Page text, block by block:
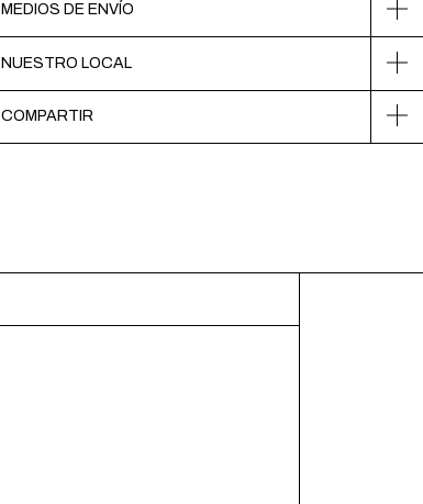
MEDIOS DE ENVÍO
NUESTRO LOCAL
COMPARTIR